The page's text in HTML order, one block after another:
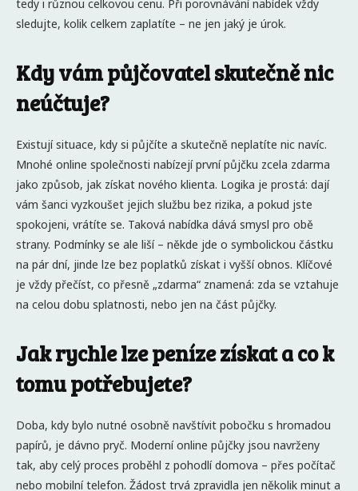
tedy i různou celkovou cenu. Při porovnávání nabídek vždy
sledujte, kolik celkem zaplatíte – ne jen jaký je úrok.
Kdy vám půjčovatel skutečně nic
neúčtuje?
Existují situace, kdy si půjčíte a skutečně neplatíte nic navíc.
Mnohé online společnosti nabízejí první půjčku zcela zdarma
jako způsob, jak získat nového klienta. Logika je prostá: dají
vám šanci vyzkoušet jejich službu bez rizika, a pokud jste
spokojeni, vrátíte se. Taková nabídka dává smysl pro obě
strany. Podmínky se ale liší – někde jde o symbolickou částku
na pár dní, jinde lze bez poplatků získat i vyšší obnos. Klíčové
je vždy přečíst, co přesně „zdarma“ znamená: zda se vztahuje
na celou dobu splatnosti, nebo jen na část půjčky.
Jak rychle lze peníze získat a co k
tomu potřebujete?
Doba, kdy bylo nutné osobně navštívit pobočku s hromadou
papírů, je dávno pryč. Moderní online půjčky jsou navrženy
tak, aby celý proces proběhl z pohodlí domova – přes počítač
nebo mobilní telefon. Žádost trvá zpravidla jen několik minut a